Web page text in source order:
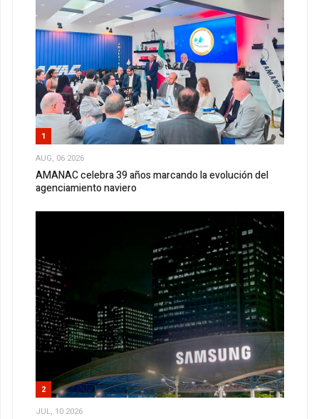
1
AUG, 06 2026
AMANAC celebra 39 años marcando la evolución del
agenciamiento naviero
2
JUL, 10 2026